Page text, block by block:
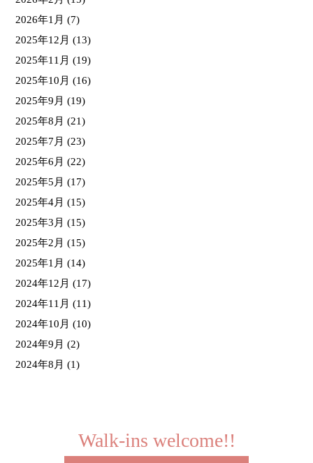
2026年1月 (7)
2025年12月 (13)
2025年11月 (19)
2025年10月 (16)
2025年9月 (19)
2025年8月 (21)
2025年7月 (23)
2025年6月 (22)
2025年5月 (17)
2025年4月 (15)
2025年3月 (15)
2025年2月 (15)
2025年1月 (14)
2024年12月 (17)
2024年11月 (11)
2024年10月 (10)
2024年9月 (2)
2024年8月 (1)
Walk-ins welcome!!